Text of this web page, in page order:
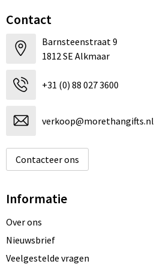
Contact
Barnsteenstraat 9
1812 SE Alkmaar
+31 (0) 88 027 3600
verkoop@morethangifts.nl
Contacteer ons
Informatie
Over ons
Nieuwsbrief
Veelgestelde vragen